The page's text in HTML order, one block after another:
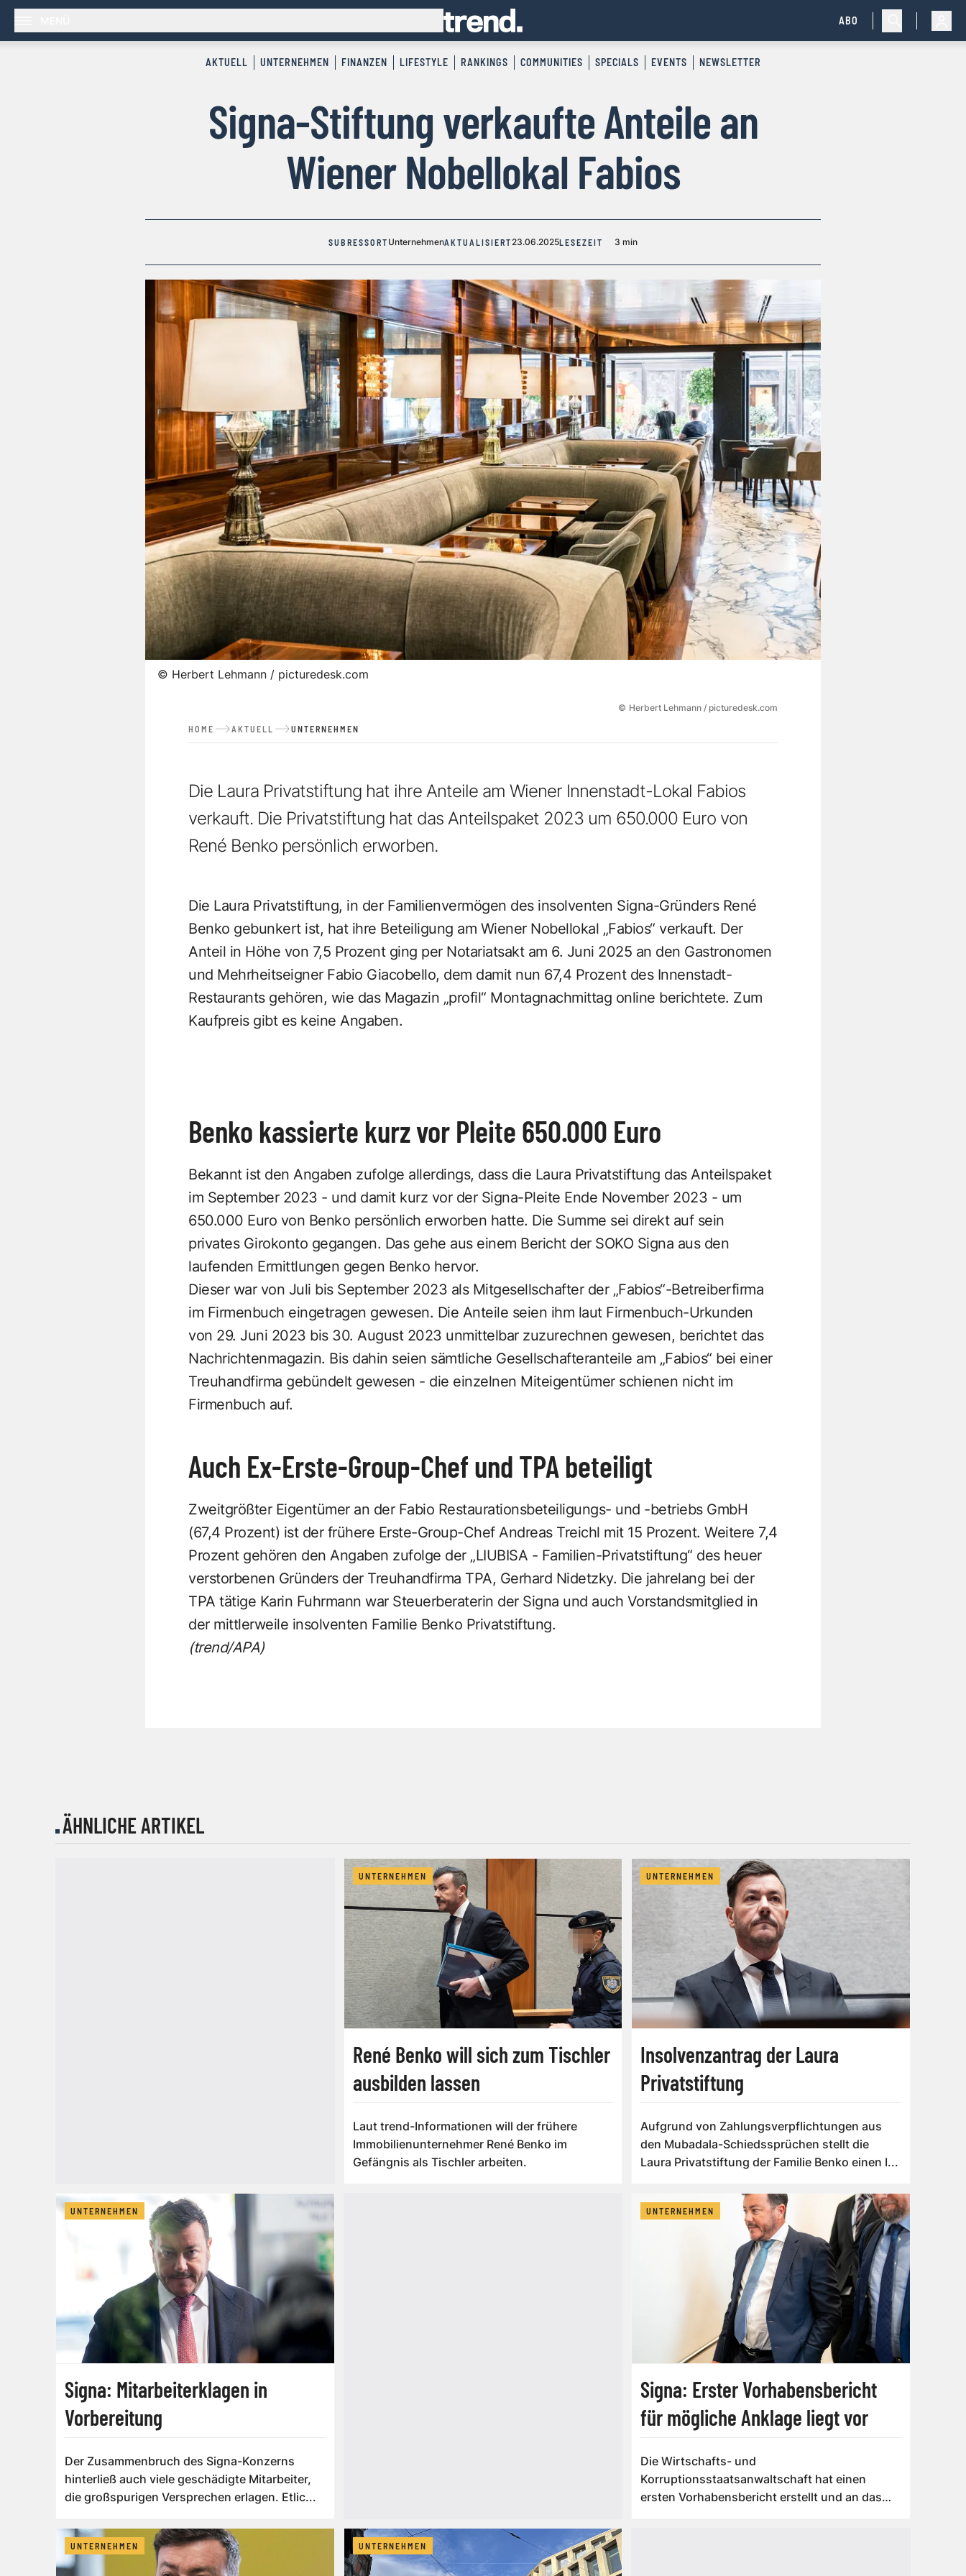
ABO
AKTUELL UNTERNEHMEN FINANZEN LIFESTYLE RANKINGS COMMUNITIES SPECIALS EVENTS NEWSLETTER
Signa-Stiftung verkaufte Anteile an
Wiener Nobellokal Fabios
SUBRESSORT UnternehmenAKTUALISIERT23.06.2025LESEZEIT 3 min
© Herbert Lehmann / picturedesk.com
© Herbert Lehmann / picturedesk.com
HOME AKTUELL UNTERNEHMEN
Die Laura Privatstiftung hat ihre Anteile am Wiener Innenstadt-Lokal Fabios
verkauft. Die Privatstiftung hat das Anteilspaket 2023 um 650.000 Euro von
René Benko persönlich erworben.
Die Laura Privatstiftung, in der Familienvermögen des insolventen Signa-Gründers René
Benko gebunkert ist, hat ihre Beteiligung am Wiener Nobellokal „Fabios“ verkauft. Der
Anteil in Höhe von 7,5 Prozent ging per Notariatsakt am 6. Juni 2025 an den Gastronomen
und Mehrheitseigner Fabio Giacobello, dem damit nun 67,4 Prozent des Innenstadt-
Restaurants gehören, wie das Magazin „profil“ Montagnachmittag online berichtete. Zum
Kaufpreis gibt es keine Angaben.
Benko kassierte kurz vor Pleite 650.000 Euro
Bekannt ist den Angaben zufolge allerdings, dass die Laura Privatstiftung das Anteilspaket
im September 2023 - und damit kurz vor der Signa-Pleite Ende November 2023 - um
650.000 Euro von Benko persönlich erworben hatte. Die Summe sei direkt auf sein
privates Girokonto gegangen. Das gehe aus einem Bericht der SOKO Signa aus den
laufenden Ermittlungen gegen Benko hervor.
Dieser war von Juli bis September 2023 als Mitgesellschafter der „Fabios“-Betreiberfirma
im Firmenbuch eingetragen gewesen. Die Anteile seien ihm laut Firmenbuch-Urkunden
von 29. Juni 2023 bis 30. August 2023 unmittelbar zuzurechnen gewesen, berichtet das
Nachrichtenmagazin. Bis dahin seien sämtliche Gesellschafteranteile am „Fabios“ bei einer
Treuhandfirma gebündelt gewesen - die einzelnen Miteigentümer schienen nicht im
Firmenbuch auf.
Auch Ex-Erste-Group-Chef und TPA beteiligt
Zweitgrößter Eigentümer an der Fabio Restaurationsbeteiligungs- und -betriebs GmbH
(67,4 Prozent) ist der frühere Erste-Group-Chef Andreas Treichl mit 15 Prozent. Weitere 7,4
Prozent gehören den Angaben zufolge der „LIUBISA - Familien-Privatstiftung“ des heuer
verstorbenen Gründers der Treuhandfirma TPA, Gerhard Nidetzky. Die jahrelang bei der
TPA tätige Karin Fuhrmann war Steuerberaterin der Signa und auch Vorstandsmitglied in
der mittlerweile insolventen Familie Benko Privatstiftung.
(trend/APA)
ÄHNLICHE ARTIKEL
UNTERNEHMEN
René Benko will sich zum Tischler
ausbilden lassen
Laut trend-Informationen will der frühere
Immobilienunternehmer René Benko im
Gefängnis als Tischler arbeiten.
UNTERNEHMEN
Insolvenzantrag der Laura
Privatstiftung
Aufgrund von Zahlungsverpflichtungen aus
den Mubadala-Schiedssprüchen stellt die
Laura Privatstiftung der Familie Benko einen I...
UNTERNEHMEN
Signa: Mitarbeiterklagen in
Vorbereitung
Der Zusammenbruch des Signa-Konzerns
hinterließ auch viele geschädigte Mitarbeiter,
die großspurigen Versprechen erlagen. Etlic...
UNTERNEHMEN
Signa: Erster Vorhabensbericht
für mögliche Anklage liegt vor
Die Wirtschafts- und
Korruptionsstaatsanwaltschaft hat einen
ersten Vorhabensbericht erstellt und an das
UNTERNEHMEN UNTERNEHMEN